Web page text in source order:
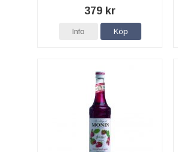
379 kr
Info Köp